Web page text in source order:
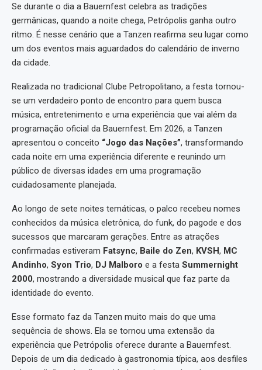
Se durante o dia a Bauernfest celebra as tradições
germânicas, quando a noite chega, Petrópolis ganha outro
ritmo. É nesse cenário que a Tanzen reafirma seu lugar como
um dos eventos mais aguardados do calendário de inverno
da cidade.
Realizada no tradicional Clube Petropolitano, a festa tornou-
se um verdadeiro ponto de encontro para quem busca
música, entretenimento e uma experiência que vai além da
programação oficial da Bauernfest. Em 2026, a Tanzen
apresentou o conceito “Jogo das Nações”, transformando
cada noite em uma experiência diferente e reunindo um
público de diversas idades em uma programação
cuidadosamente planejada.
Ao longo de sete noites temáticas, o palco recebeu nomes
conhecidos da música eletrônica, do funk, do pagode e dos
sucessos que marcaram gerações. Entre as atrações
confirmadas estiveram Fatsync, Baile do Zen, KVSH, MC
Andinho, Syon Trio, DJ Malboro e a festa Summernight
2000, mostrando a diversidade musical que faz parte da
identidade do evento.
Esse formato faz da Tanzen muito mais do que uma
sequência de shows. Ela se tornou uma extensão da
experiência que Petrópolis oferece durante a Bauernfest.
Depois de um dia dedicado à gastronomia típica, aos desfiles